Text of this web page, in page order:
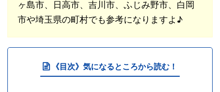
ヶ島市、日高市、吉川市、ふじみ野市、白岡
市や埼玉県の町村でも参考になりますよ♪
《目次》気になるところから読む！